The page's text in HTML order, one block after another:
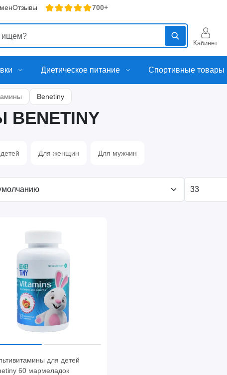
Отзывы 700+
Кабинет
Диетическое питание Спортивные товары
Benetiny
Для женщин Для мужчин
для детей
60 мармеладок